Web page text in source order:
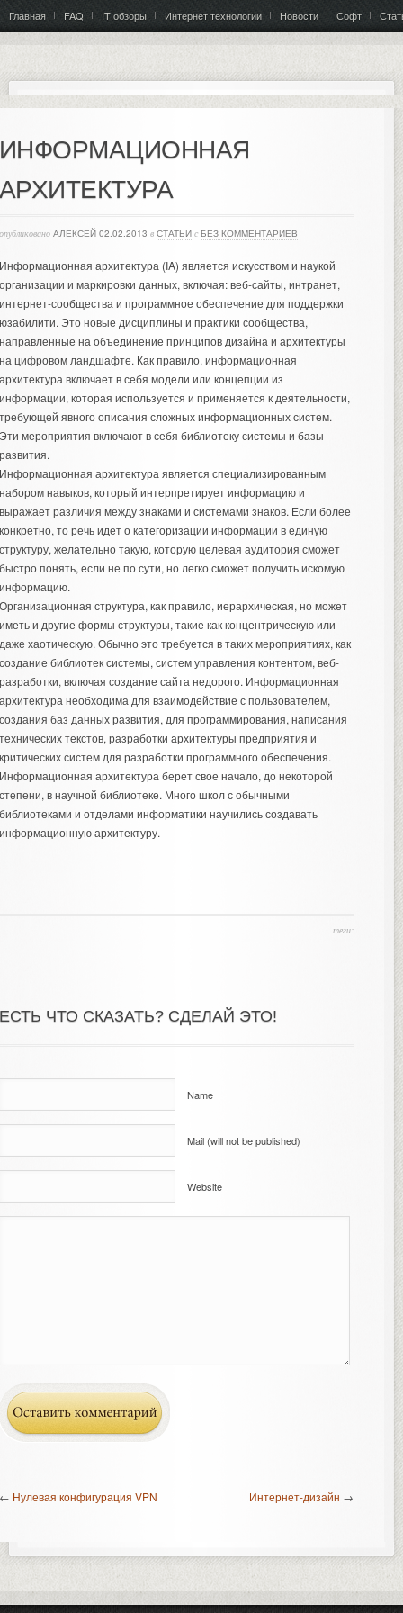
Главная FAQ IT обзоры Интернет технологии Новости Софт
АЛЕКСЕЙ 02.02.2013 в СТАТЬИ с БЕЗ КОММЕНТАРИЕВ
архитектура (IA) является искусством и наукой
и маркировки данных, включая: веб-сайты, интранет,
сообщества и программное обеспечение для поддержки
Это новые дисциплины и практики сообщества,
на объединение принципов дизайна и архитектуры
цифровом ландшафте. Как правило, информационная
включает в себя модели или концепции из
которая используется и применяется к деятельности,
явного описания сложных информационных систем.
мероприятия включают в себя библиотеку системы и базы
архитектура является специализированным
навыков, который интерпретирует информацию и
различия между знаками и системами знаков. Если более
то речь идет о категоризации информации в единую
желательно такую, которую целевая аудитория сможет
понять, если не по сути, но легко сможет получить искомую
структура, как правило, иерархическая, но может
и другие формы структуры, такие как концентрическую или
хаотическую. Обычно это требуется в таких мероприятиях, как
библиотек системы, систем управления контентом, веб-
включая создание сайта недорого. Информационная
необходима для взаимодействие с пользователем,
баз данных развития, для программирования, написания
текстов, разработки архитектуры предприятия и
систем для разработки программного обеспечения.
архитектура берет свое начало, до некоторой
в научной библиотеке. Много школ с обычными
и отделами информатики научились создавать
архитектуру.
теги:
ЧТО СКАЗАТЬ? СДЕЛАЙ ЭТО!
Name
Mail (will not be published)
Website
Нулевая конфигурация VPN Интернет-дизайн →